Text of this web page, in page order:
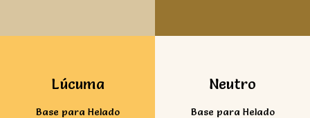
Lúcuma
Base para Helado
Neutro
Base para Helado